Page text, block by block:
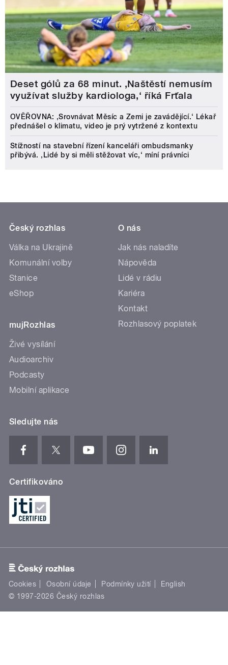
Deset gólů za 68 minut. ,Naštěstí nemusím
využívat služby kardiologa,‘ říká Frťala
OVĚŘOVNA: ‚Srovnávat Měsíc a Zemi je zavádějící.‘ Lékař
přednášel o klimatu, video je prý vytržené z kontextu
Stížností na stavební řízení kanceláři ombudsmanky
přibývá. ‚Lidé by si měli stěžovat víc,‘ míní právníci
Český rozhlas
Válka na Ukrajině
Komunální volby
Stanice
eShop
mujRozhlas
Živé vysílání
Audioarchiv
Podcasty
Mobilní aplikace
O nás
Jak nás naladíte
Nápověda
Lidé v rádiu
Kariéra
Kontakt
Rozhlasový poplatek
Sledujte nás
Certifikováno
Cookies Osobní údaje Podmínky užití
English
© 1997-2026 Český rozhlas